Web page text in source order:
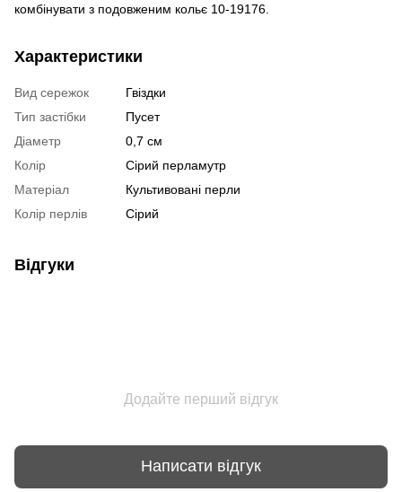
комбінувати з подовженим кольє 10-19176.
Характеристики
Вид сережок
Гвіздки
Тип застібки
Пусет
Діаметр
0,7 см
Колір
Сірий перламутр
Матеріал
Культивовані перли
Колір перлів
Сірий
Відгуки
Додайте перший відгук
Написати відгук